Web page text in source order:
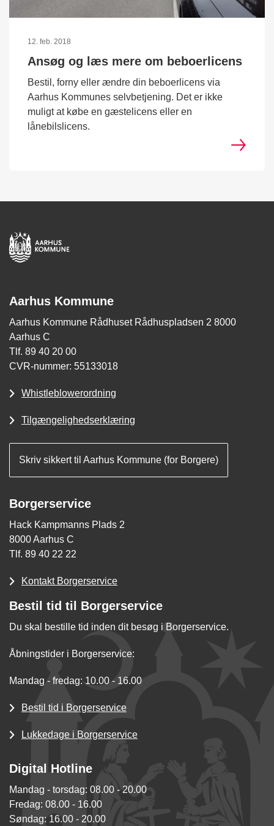
12. feb. 2018
Ansøg og læs mere om beboerlicens
Bestil, forny eller ændre din beboerlicens via
Aarhus Kommunes selvbetjening. Det er ikke
muligt at købe en gæstelicens eller en
lånebilslicens.
Aarhus Kommune
Aarhus Kommune Rådhuset Rådhuspladsen 2 8000
Aarhus C
Tlf. 89 40 20 00
CVR-nummer: 55133018
Whistleblowerordning
Tilgængelighedserklæring
Skriv sikkert til Aarhus Kommune (for Borgere)
Borgerservice
Hack Kampmanns Plads 2
8000 Aarhus C
Tlf. 89 40 22 22
Kontakt Borgerservice
Bestil tid til Borgerservice
Du skal bestille tid inden dit besøg i Borgerservice.
Åbningstider i Borgerservice:
Mandag - fredag: 10.00 - 16.00
Bestil tid i Borgerservice
Lukkedage i Borgerservice
Digital Hotline
Mandag - torsdag: 08.00 - 20.00
Fredag: 08.00 - 16.00
Søndag: 16.00 - 20.00